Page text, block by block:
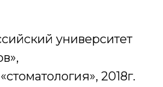
университет
2018г.